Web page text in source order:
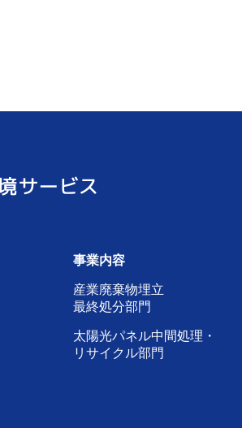
事業内容
産業廃棄物埋立
最終処分部門
太陽光パネル中間処理・
リサイクル部門